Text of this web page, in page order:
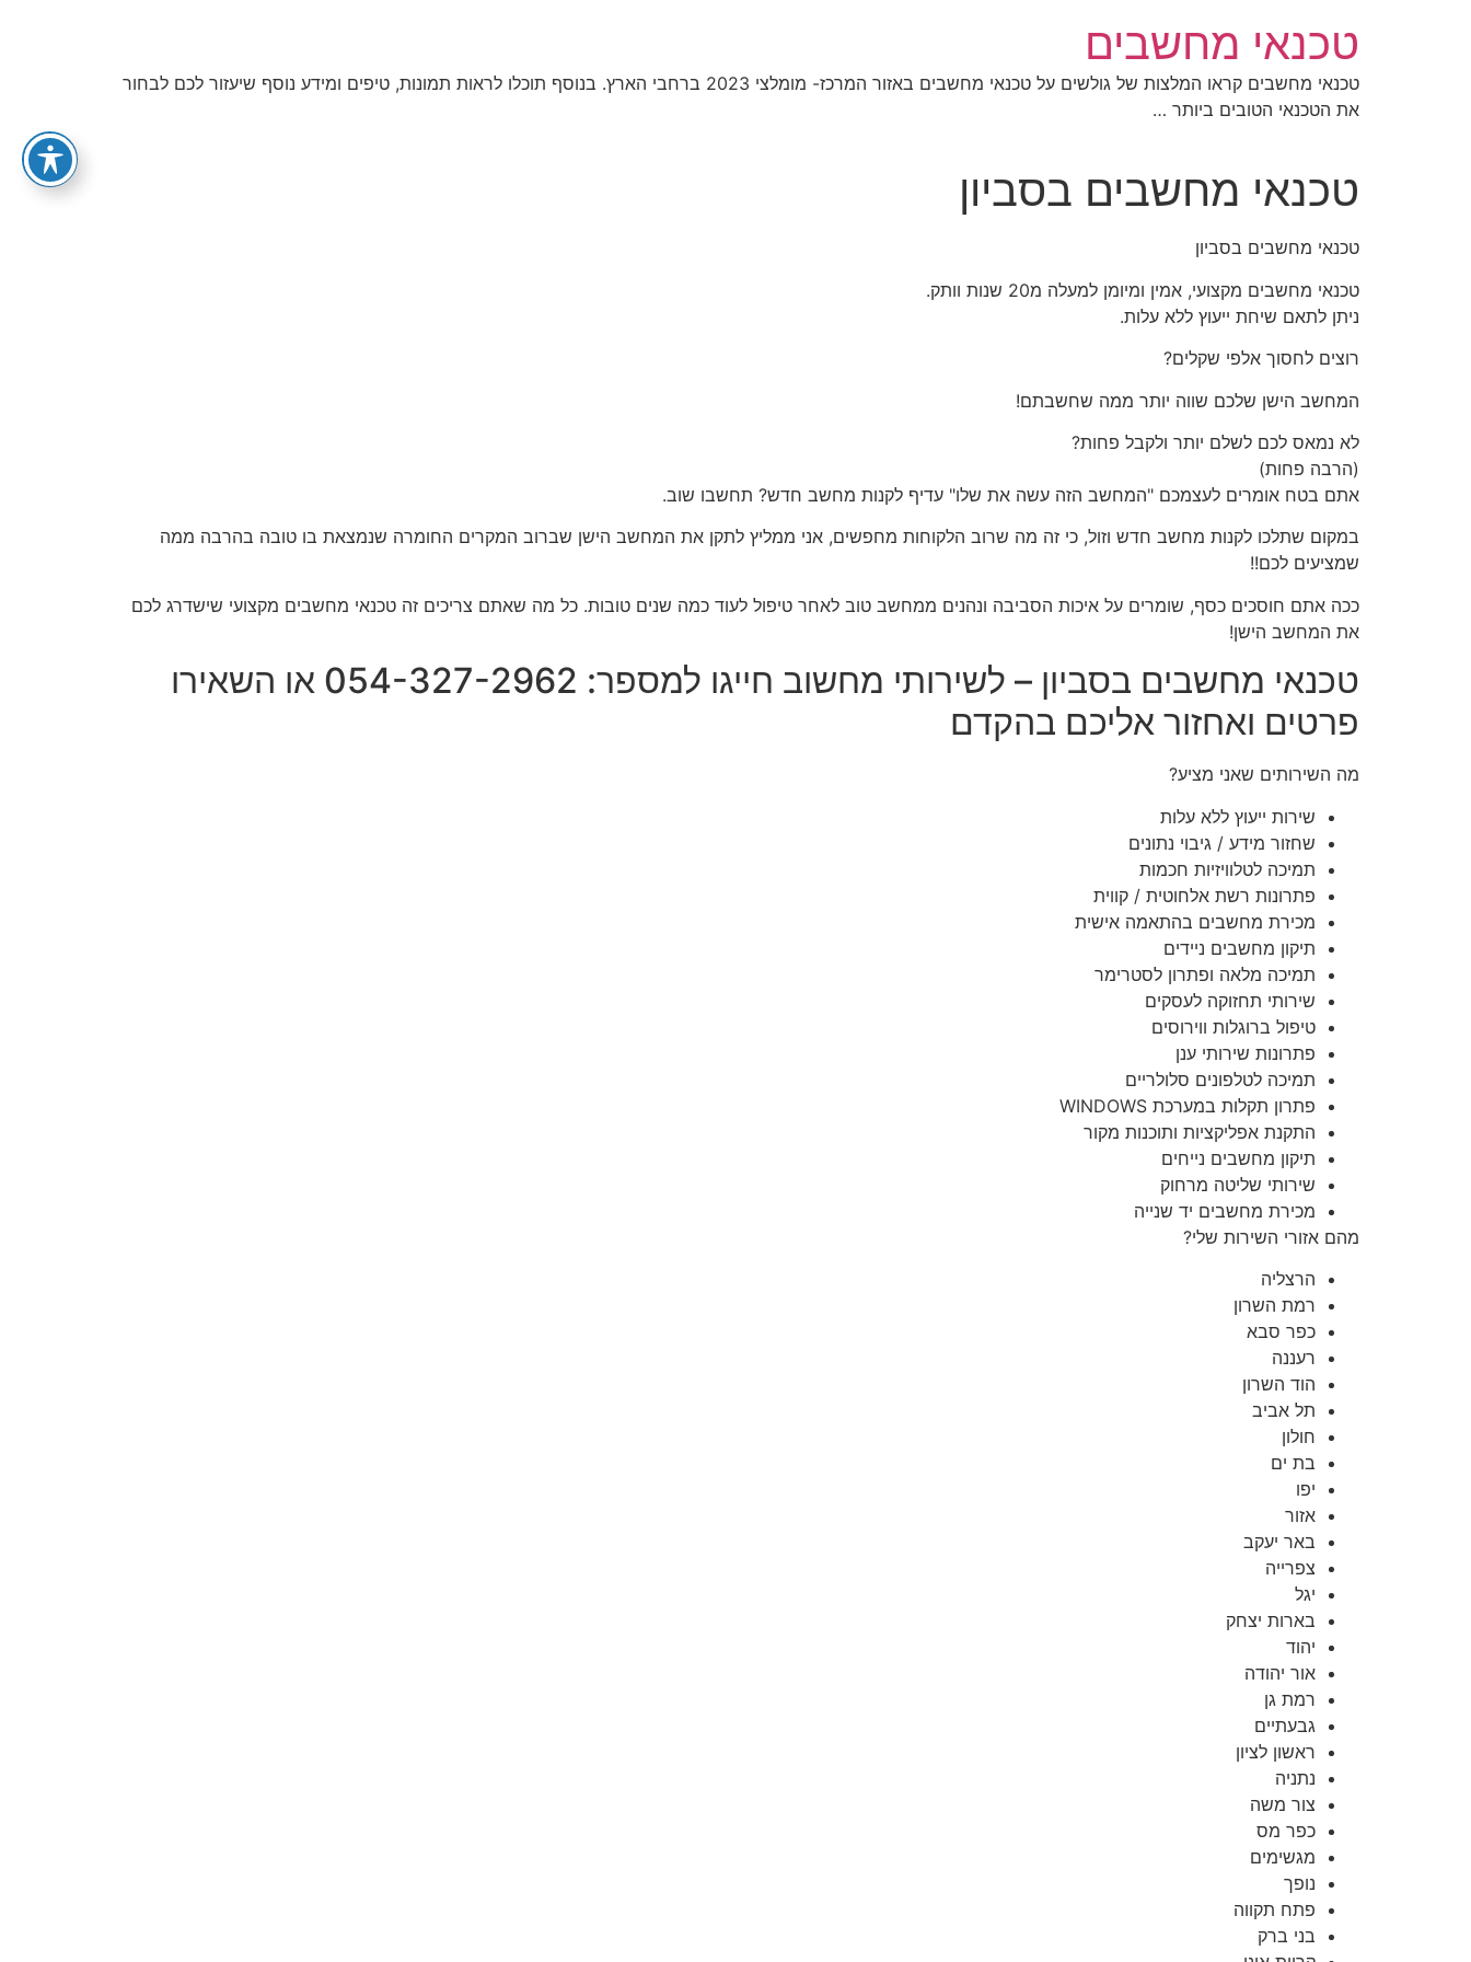
טכנאי מחשבים
טכנאי מחשבים קראו המלצות של גולשים על טכנאי מחשבים באזור המרכז- מומלצי 2023 ברחבי הארץ. בנוסף תוכלו לראות תמונות, טיפים ומידע נוסף שיעזור לכם לבחור
את הטכנאי הטובים ביותר …
טכנאי מחשבים בסביון
טכנאי מחשבים בסביון
טכנאי מחשבים מקצועי, אמין ומיומן למעלה מ20 שנות וותק.
ניתן לתאם שיחת ייעוץ ללא עלות.
רוצים לחסוך אלפי שקלים?
המחשב הישן שלכם שווה יותר ממה שחשבתם!
לא נמאס לכם לשלם יותר ולקבל פחות?
(הרבה פחות)
אתם בטח אומרים לעצמכם "המחשב הזה עשה את שלו" עדיף לקנות מחשב חדש? תחשבו שוב.
במקום שתלכו לקנות מחשב חדש וזול, כי זה מה שרוב הלקוחות מחפשים, אני ממליץ לתקן את המחשב הישן שברוב המקרים החומרה שנמצאת בו טובה בהרבה ממה
שמציעים לכם!!
ככה אתם חוסכים כסף, שומרים על איכות הסביבה ונהנים ממחשב טוב לאחר טיפול לעוד כמה שנים טובות. כל מה שאתם צריכים זה טכנאי מחשבים מקצועי שישדרג לכם
את המחשב הישן!
טכנאי מחשבים בסביון – לשירותי מחשוב חייגו למספר: 054-327-2962 או השאירו
פרטים ואחזור אליכם בהקדם
מה השירותים שאני מציע?
שירות ייעוץ ללא עלות
שחזור מידע / גיבוי נתונים
תמיכה לטלוויזיות חכמות
פתרונות רשת אלחוטית / קווית
מכירת מחשבים בהתאמה אישית
תיקון מחשבים ניידים
תמיכה מלאה ופתרון לסטרימר
שירותי תחזוקה לעסקים
טיפול ברוגלות ווירוסים
פתרונות שירותי ענן
תמיכה לטלפונים סלולריים
פתרון תקלות במערכת WINDOWS
התקנת אפליקציות ותוכנות מקור
תיקון מחשבים נייחים
שירותי שליטה מרחוק
מכירת מחשבים יד שנייה
מהם אזורי השירות שלי?
הרצליה
רמת השרון
כפר סבא
רעננה
הוד השרון
תל אביב
חולון
בת ים
יפו
אזור
באר יעקב
צפרייה
יגל
בארות יצחק
יהוד
אור יהודה
רמת גן
גבעתיים
ראשון לציון
נתניה
צור משה
כפר מס
מגשימים
נופך
פתח תקווה
בני ברק